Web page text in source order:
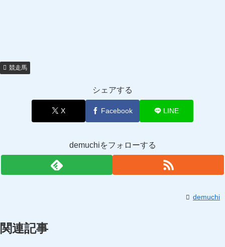
競走馬
シェアする
X Facebook LINE
demuchiをフォローする
demuchi
関連記事